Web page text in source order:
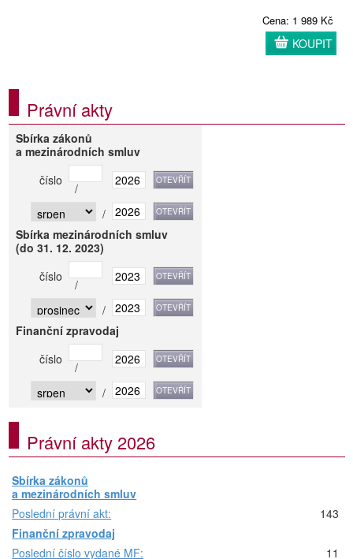
Cena: 1 989 Kč
KOUPIT
Právní akty
Sbírka zákonů
a mezinárodních smluv
číslo
/
/
Sbírka mezinárodních smluv
(do 31. 12. 2023)
číslo
/
/
Finanční zpravodaj
číslo
/
/
Právní akty 2026
Sbírka zákonů
a mezinárodních smluv
Poslední právní akt:
143
Finanční zpravodaj
Poslední číslo vydané MF:
11